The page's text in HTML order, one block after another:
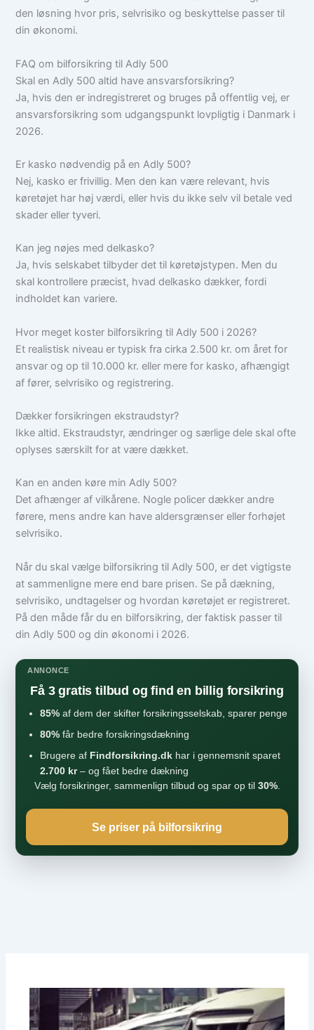
den løsning hvor pris, selvrisiko og beskyttelse passer til
din økonomi.
FAQ om bilforsikring til Adly 500
Skal en Adly 500 altid have ansvarsforsikring?
Ja, hvis den er indregistreret og bruges på offentlig vej, er
ansvarsforsikring som udgangspunkt lovpligtig i Danmark i
2026.
Er kasko nødvendig på en Adly 500?
Nej, kasko er frivillig. Men den kan være relevant, hvis
køretøjet har høj værdi, eller hvis du ikke selv vil betale ved
skader eller tyveri.
Kan jeg nøjes med delkasko?
Ja, hvis selskabet tilbyder det til køretøjstypen. Men du
skal kontrollere præcist, hvad delkasko dækker, fordi
indholdet kan variere.
Hvor meget koster bilforsikring til Adly 500 i 2026?
Et realistisk niveau er typisk fra cirka 2.500 kr. om året for
ansvar og op til 10.000 kr. eller mere for kasko, afhængigt
af fører, selvrisiko og registrering.
Dækker forsikringen ekstraudstyr?
Ikke altid. Ekstraudstyr, ændringer og særlige dele skal ofte
oplyses særskilt for at være dækket.
Kan en anden køre min Adly 500?
Det afhænger af vilkårene. Nogle policer dækker andre
førere, mens andre kan have aldersgrænser eller forhøjet
selvrisiko.
Når du skal vælge bilforsikring til Adly 500, er det vigtigste
at sammenligne mere end bare prisen. Se på dækning,
selvrisiko, undtagelser og hvordan køretøjet er registreret.
På den måde får du en bilforsikring, der faktisk passer til
din Adly 500 og din økonomi i 2026.
ANNONCE
Få 3 gratis tilbud og find en billig forsikring
85% af dem der skifter forsikringsselskab, sparer penge
80% får bedre forsikringsdækning
Brugere af Findforsikring.dk har i gennemsnit sparet
2.700 kr– og fået bedre dækning
Vælg forsikringer, sammenlign tilbud og spar op til 30%.
Se priser på bilforsikring